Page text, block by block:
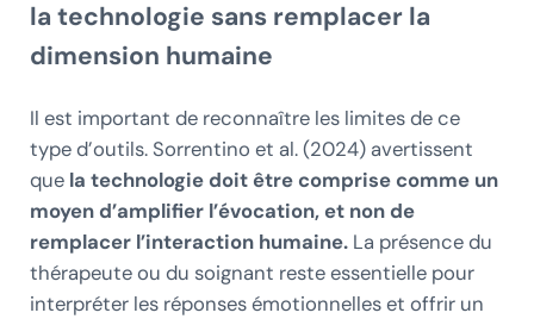
la technologie sans remplacer la
dimension humaine
Il est important de reconnaître les limites de ce
type d’outils. Sorrentino et al. (2024) avertissent
que la technologie doit être comprise comme un
moyen d’amplifier l’évocation, et non de
remplacer l’interaction humaine.La présence du
thérapeute ou du soignant reste essentielle pour
interpréter les réponses émotionnelles et offrir un